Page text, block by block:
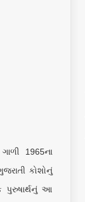
1965ના
કોશોનું
પુરુષાર્થનું આ